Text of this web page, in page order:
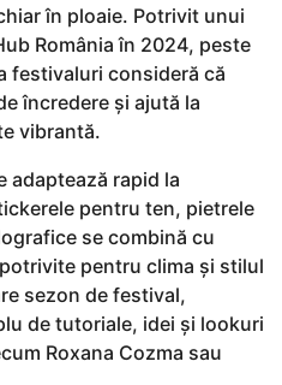
în ploaie. Potrivit unui
România în 2024, peste
festivaluri consideră că
încredere și ajută la
vibrantă.
adaptează rapid la
pentru ten, pietrele
se combină cu
pentru clima și stilul
sezon de festival,
de tutoriale, idei și lookuri
Roxana Cozma sau